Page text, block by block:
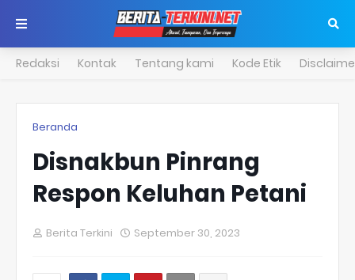
Redaksi Kontak Tentang kami Kode Etik
Beranda
Disnakbun Pinrang
Respon Keluhan Petani
Berita Terkini September 30, 2023